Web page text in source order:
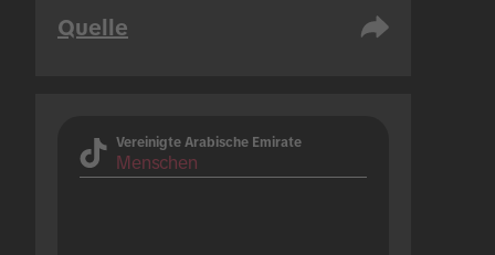
Quelle
Vereinigte Arabische Emirate
Menschen